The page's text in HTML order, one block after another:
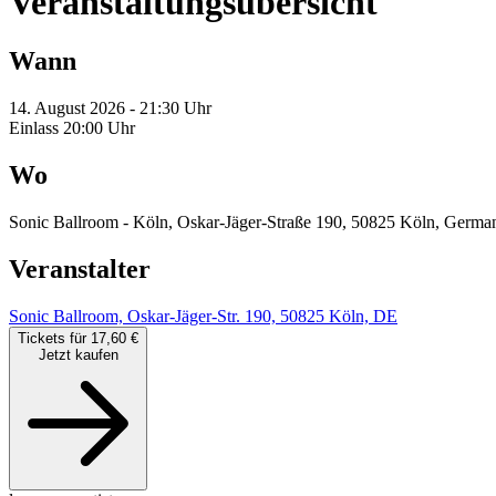
Wann
14. August 2026 - 21:30 Uhr
Einlass 20:00 Uhr
Wo
Sonic Ballroom - Köln, Oskar-Jäger-Straße 190, 50825 Köln,
Veranstalter
Sonic Ballroom, Oskar-Jäger-Str. 190, 50825 Köln, DE
Tickets für 17,60 €
Jetzt kaufen